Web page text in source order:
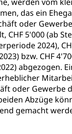
das ein
oder
CHF 5'000 (ab
2024),
bzw. CHF
abgezogen.
oder Gewerbe
Abzüge
gemacht
Beiträge (WAS
(EL)
Altersrente (WAS
(WAS
körperliche
psychische
Behinderte
Inklusion im
mit